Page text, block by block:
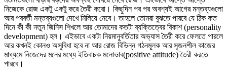
নিজেকে রোজ একটু একটু করে তৈরী করো। কিছুদিন পর পর অবশ্যই আগের মন্তব্যগুলো
আর পরবর্তী মন্তব্যগুলো দেখে মিলিয়ে নেবে। তাহলে তোমরা বুঝতে পারবে যে ঠিক কত
দিনে কী কী নতুন জিনিস শিখলে আর তোমাদের কতটা ব্যক্তিত্বের বিকাশ (personality
development) হল। এইভাবে একটা নিয়মানুবর্তিতার অভ্যাস তৈরী করে ফেলতে পারলে
আর কখনই কোনও অসুবিধা হবে না আর রোজ বিভিন্ন গঠনমূলক আর সৃজনশীল কাজের
মাধ্যমে নিজেদের মনের মধ্যে ইতিবাচক মনোভাব(positive attitude) তৈরী করতে
পারবে।